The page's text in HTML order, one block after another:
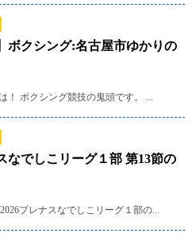
ボクシング:名古屋市ゆかりの
！ ボクシング競技の鬼頭です。 ...
なでしこリーグ１部 第13節の
プレナスなでしこリーグ１部の...